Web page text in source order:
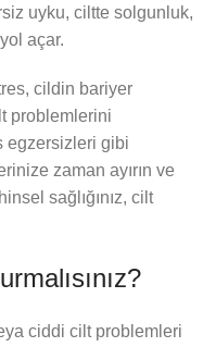
uyku, ciltte solgunluk,
açar.
cildin bariyer
problemlerini
egzersizleri gibi
zaman ayırın ve
sağlığınız, cilt
ciddi cilt problemleri